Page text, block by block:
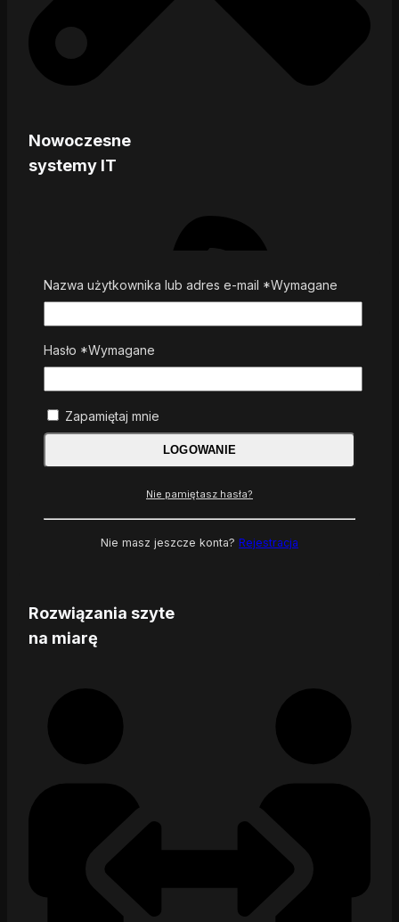
Nowoczesne
systemy IT
Rozwiązania szyte
na miarę
Nazwa użytkownika lub adres e-mail *Wymagane
Hasło *Wymagane
Zapamiętaj mnie
LOGOWANIE
Nie pamiętasz hasła?
Nie masz jeszcze konta? Rejestracja